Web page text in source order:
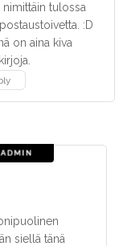
tulossa
:D
on aina kiva
siellä tänä